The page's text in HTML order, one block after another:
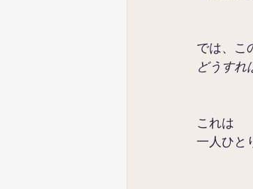
では、こ
どうすれ
これは
一人ひと